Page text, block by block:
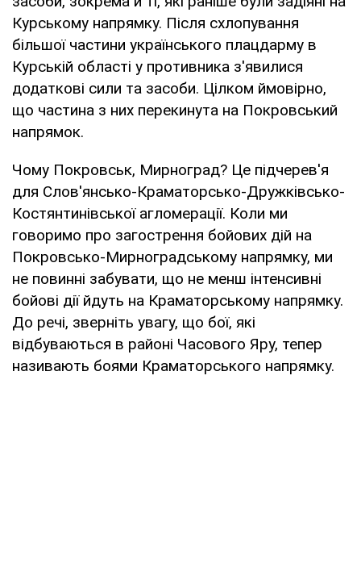
Курському напрямку. Після схлопування
більшої частини українського плацдарму в
Курській області у противника з'явилися
додаткові сили та засоби. Цілком ймовірно,
що частина з них перекинута на Покровський
напрямок.
Чому Покровськ, Мирноград? Це підчерев'я
для Слов'янсько-Краматорсько-Дружківсько-
Костянтинівської агломерації. Коли ми
говоримо про загострення бойових дій на
Покровсько-Мирноградському напрямку, ми
не повинні забувати, що не менш інтенсивні
бойові дії йдуть на Краматорському напрямку.
До речі, зверніть увагу, що бої, які
відбуваються в районі Часового Яру, тепер
називають боями Краматорського напрямку.